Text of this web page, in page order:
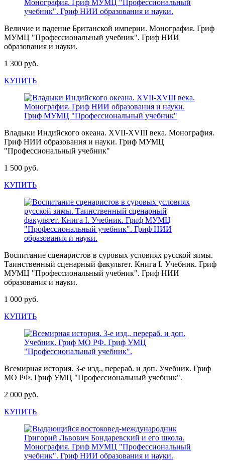
Величие и падение Британской империи. Монография. Гриф
МУМЦ "Профессиональный учебник". Гриф НИИ
образования и науки.
1 300 руб.
КУПИТЬ
Владыки Индийского океана. XVII-XVIII века. Монография.
Гриф НИИ образования и науки. Гриф МУМЦ
"Профессиональный учебник"
1 500 руб.
КУПИТЬ
Воспитание сценаристов в суровых условиях русской зимы.
Таинственный сценарный факультет. Книга I. Учебник. Гриф
МУМЦ "Профессиональный учебник". Гриф НИИ
образования и науки.
1 000 руб.
КУПИТЬ
Всемирная история. 3-е изд., перераб. и доп. Учебник. Гриф
МО РФ. Гриф УМЦ "Профессиональный учебник".
2 000 руб.
КУПИТЬ